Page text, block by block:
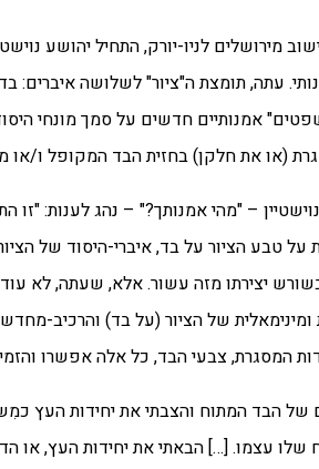
בטרם ישוב מירושלים לניו-יורק, התחיל
עתה, תומצת ה"ציור" לשלושה
אמנותיים חדשים על סמך מונחי
(או את חלקן) בחזית הבד המקופל ו/או
על טבע הציור על בד, איברי-היסוד של
יצירתו מזה עשור. אלא, שעתה, לא
ומינימאלית של הציור (על בד) והרכיב-
המסגרת, צבעי הבד, כל אלה אפשרו
הבד המתוח והצבתי את יחידות העץ
שלו עצמו. […] הבאתי את יחידות העץ,